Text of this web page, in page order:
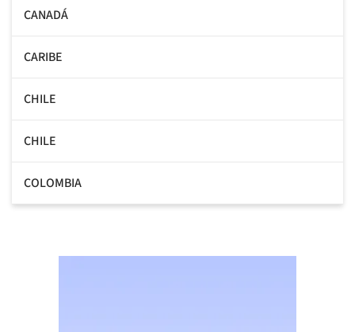
CANADÁ
CARIBE
CHILE
CHILE
COLOMBIA